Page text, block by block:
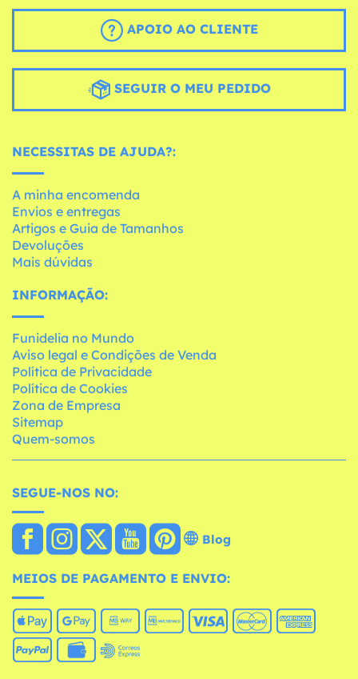
APOIO AO CLIENTE
SEGUIR O MEU PEDIDO
NECESSITAS DE AJUDA?:
A minha encomenda
Envios e entregas
Artigos e Guia de Tamanhos
Devoluções
Mais dúvidas
INFORMAÇÃO:
Funidelia no Mundo
Aviso legal e Condições de Venda
Política de Privacidade
Política de Cookies
Zona de Empresa
Sitemap
Quem-somos
SEGUE-NOS NO:
Blog
MEIOS DE PAGAMENTO E ENVIO: